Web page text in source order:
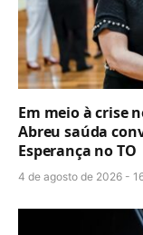
Em meio à crise
Abreu saúda
Esperança no TO
4 de agosto de 2026 -